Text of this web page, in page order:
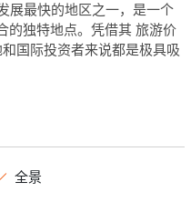
展最快的地区之一，是一个
的独特地点。凭借其 旅游价
国际投资者来说都是极具吸
全景